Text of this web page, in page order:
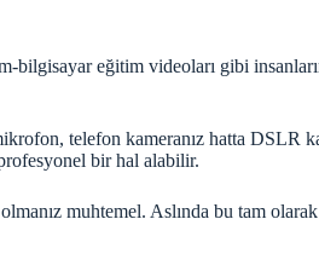
bilgisayar eğitim videoları gibi
telefon kameranız hatta DSLR
bir hal alabilir.
muhtemel. Aslında bu tam